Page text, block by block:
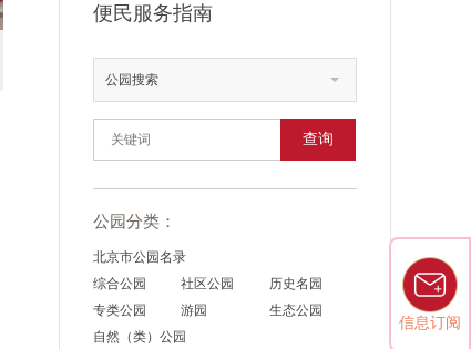
信息订阅
便民服务指南
公园搜索
查询
公园分类：
北京市公园名录
综合公园
社区公园
历史名园
专类公园
游园
生态公园
自然（类）公园